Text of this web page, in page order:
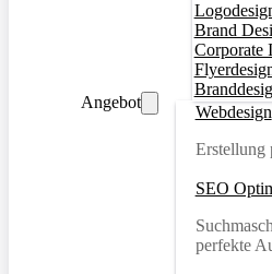
Brand
Corporate
Angebot
Webdesign
Erstellung
SEO
perfekte